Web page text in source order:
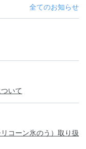
全てのお知らせ
いて
コーン氷のう）取り扱